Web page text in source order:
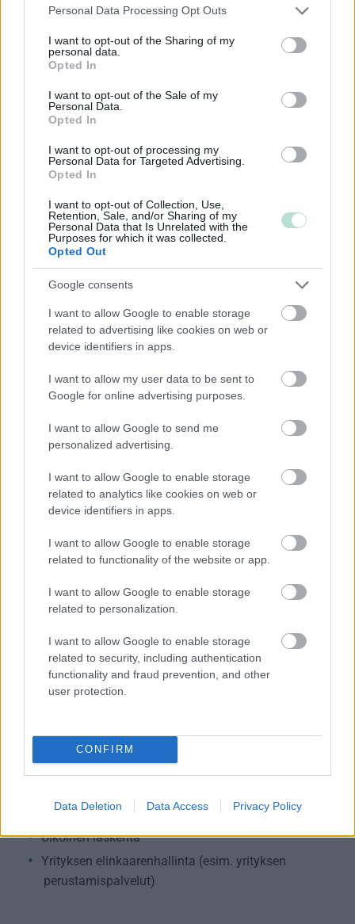
Please note that this website/app uses one or more Google
not limited to your visit or usage behaviour. You may click to
grant or deny consent to Google and its third-party tags to
use your data for below specified purposes in below Google
consent section.
Personal Data Processing Opt Outs
I want to opt-out of the Sharing of my
personal data.
Opted In
I want to opt-out of the Sale of my
Personal Data.
Opted In
I want to opt-out of processing my
Personal Data for Targeted Advertising.
Opted In
I want to opt-out of Collection, Use,
Retention, Sale, and/or Sharing of my
Personal Data that Is Unrelated with the
Purposes for which it was collected.
Opted Out
Google consents
I want to allow Google to enable storage
related to advertising like cookies on web or
device identifiers in apps.
I want to allow my user data to be sent to
Google for online advertising purposes.
I want to allow Google to send me
personalized advertising.
I want to allow Google to enable storage
related to analytics like cookies on web or
device identifiers in apps.
I want to allow Google to enable storage
related to functionality of the website or app.
I want to allow Google to enable storage
related to personalization.
I want to allow Google to enable storage
related to security, including authentication
functionality and fraud prevention, and other
user protection.
CONFIRM
Data Deletion Data Access Privacy Policy
Mikrot
Yhtiömuodot
Yksityinen osakeyhtiö
Kommandiittiyhtiö
Toiminimi
Toimiala
Informaatio ja viestintä
Kiinteistöalan toiminta
Kuljetusliike­toiminta
Maa-, metsä- ja kalatalous
Palveluliiketoiminta
Rakentaminen
Terveys- ja sosiaalipalvelut
Palvelutarjonta
ALV-laskelmat, ilmoitukset verottajalle ja
tilinpäätökset
Henkilöstöhallinnon palvelut
Lakisääteinen kirjanpito
Liiketoiminnan kehittämispalvelut (esim.
Maksatuspalvelut
Myyntilaskuihin liittyvät palvelut
Ostolaskuihin liittyvät palvelut
Sisäinen laskenta
Talouspäällikköpalvelut
Ulkoinen laskenta
Yrityksen elinkaarenhallinta (esim. yrityksen
perustamispalvelut)